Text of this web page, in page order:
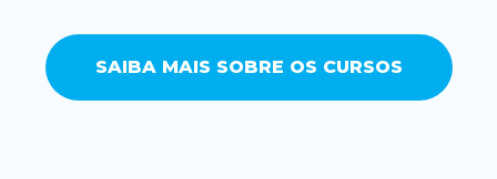
SAIBA MAIS SOBRE OS CURSOS